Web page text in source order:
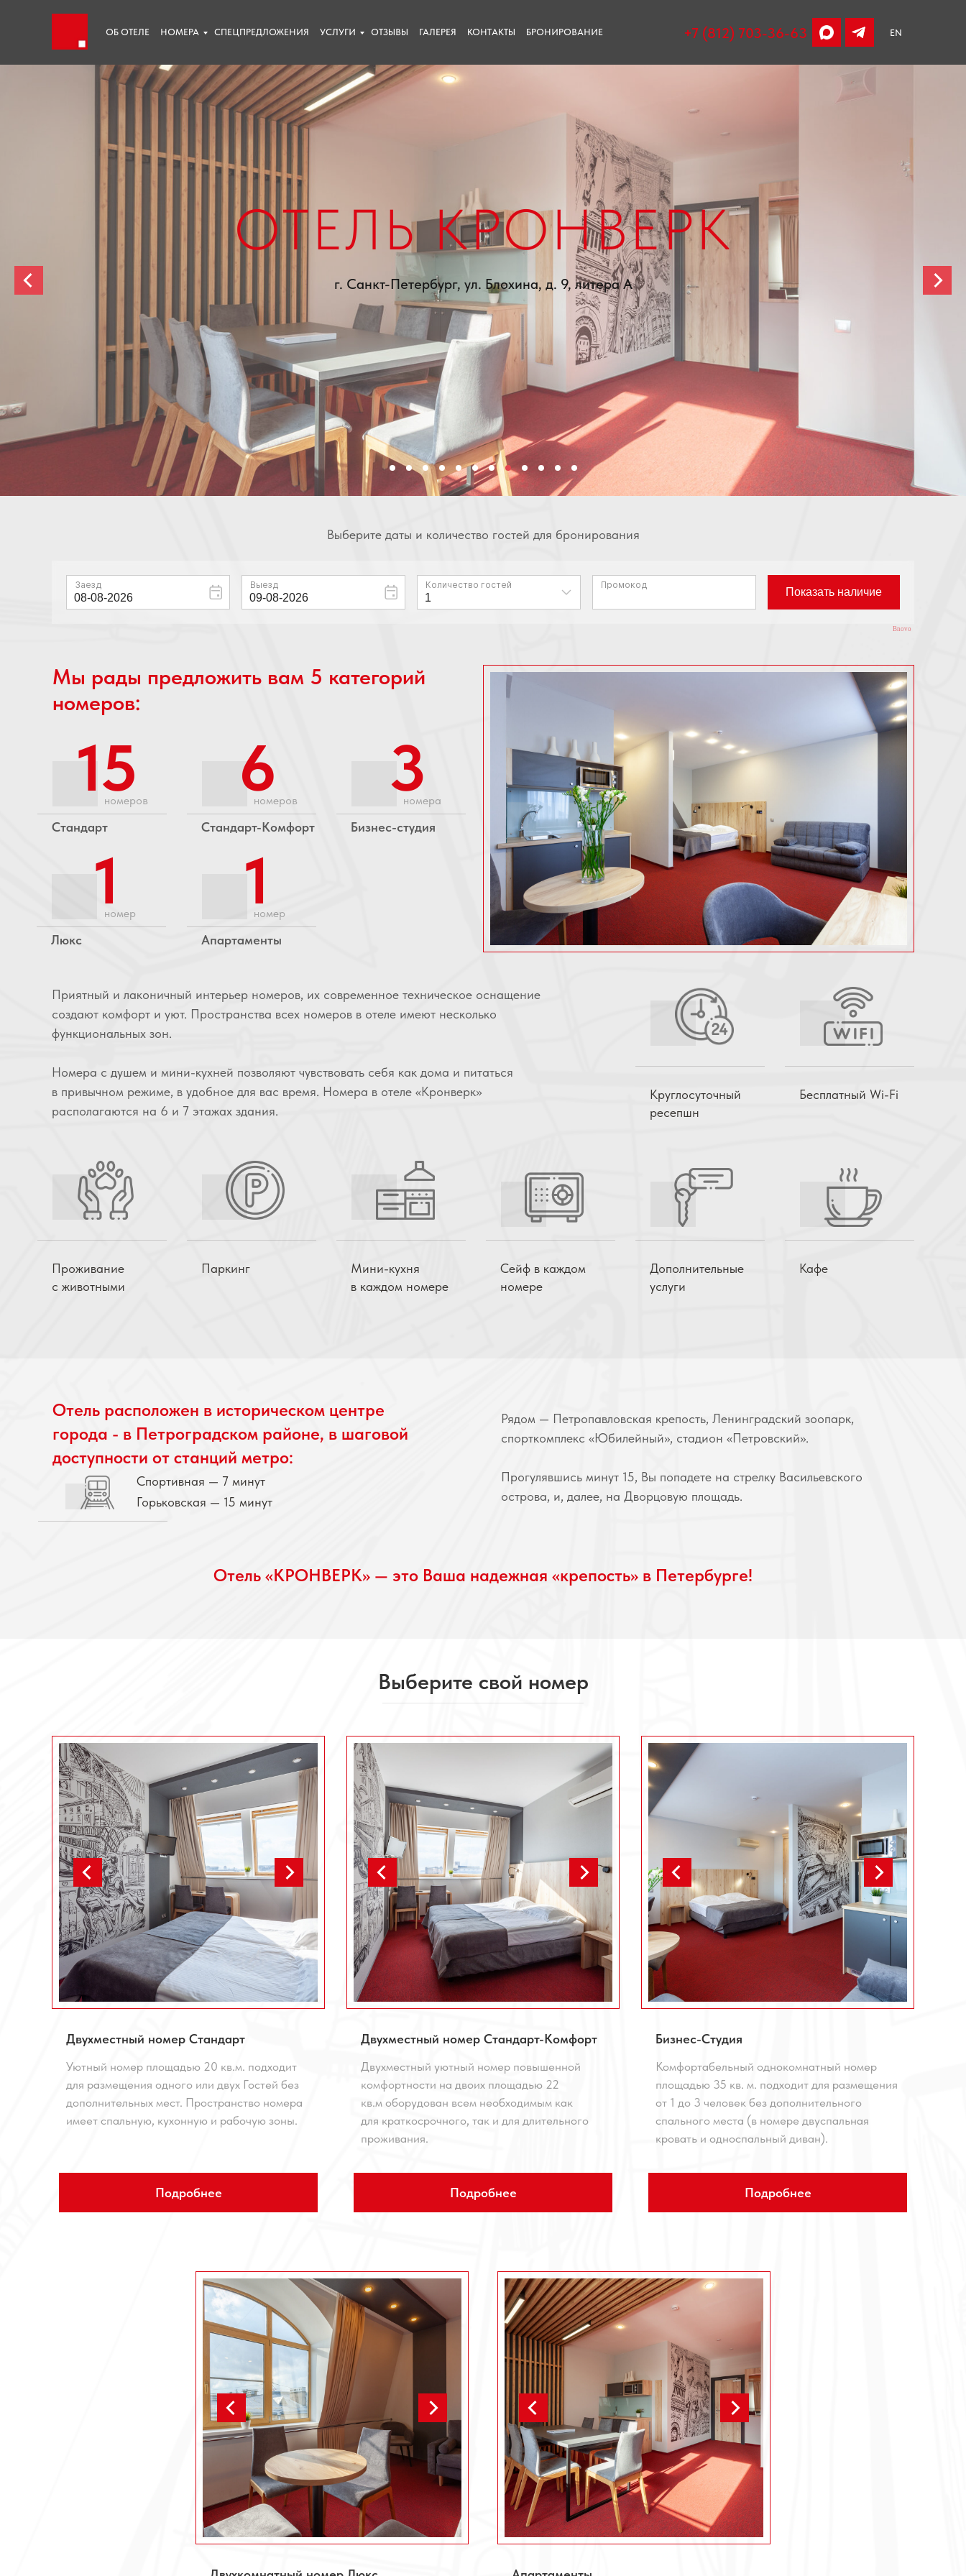
ОБ ОТЕЛЕ НОМЕРА СПЕЦПРЕДЛОЖЕНИЯ УСЛУГИ ОТЗЫВЫ ГАЛЕРЕЯ КОНТАКТЫ БРОНИРОВАНИЕ +7 (812) 703-36-63 EN
ОТЕЛЬ КРОНВЕРК
г. Санкт-Петербург, ул. Блохина, д. 9, литера А
Круглосуточный
ресепшн
Приятный и лаконичный интерьер номеров, их современное техническое оснащение
создают комфорт и уют. Пространства всех номеров в отеле имеют несколько
функциональных зон.
Номера с душем и мини-кухней позволяют чувствовать себя как дома и питаться
в привычном режиме, в удобное для вас время. Номера в отеле «Кронверк»
располагаются на 6 и 7 этажах здания.
Кафе
Проживание
с животными
Паркинг
Мини-кухня
в каждом номере
Сейф в каждом
номере
Дополнительные
услуги
Выберите даты и количество гостей для бронирования
Мы рады предложить вам 5 категорий
номеров:
15
Стандарт
6
номеров
Стандарт-Комфорт
3
номеров
Бизнес-студия
1
номера
Люкс
1
Апартаменты
номер номер
Бесплатный Wi-Fi
Bnovo
Спортивная — 7 минут
Горьковская — 15 минут
Отель расположен в историческом центре
города - в Петроградском районе, в шаговой
доступности от станций метро:
Рядом — Петропавловская крепость, Ленинградский зоопарк,
спорткомплекс «Юбилейный», стадион «Петровский».
Прогулявшись минут 15, Вы попадете на стрелку Васильевского
острова, и, далее, на Дворцовую площадь.
Отель «КРОНВЕРК» — это Ваша надежная «крепость» в Петербурге!
Выберите свой номер
Двухместный номер Стандарт
Уютный номер площадью 20 кв.м. подходит
для размещения одного или двух Гостей без
дополнительных мест. Пространство номера
имеет спальную, кухонную и рабочую зоны.
Двухместный номер Стандарт-Комфорт
Подробнее
Бизнес-Студия
Двухместный уютный номер повышенной
комфортности на двоих площадью 22
кв.м оборудован всем необходимым как
для краткосрочного, так и для длительного
проживания.
Комфортабельный однокомнатный номер
площадью 35 кв. м. подходит для размещения
от 1 до 3 человек без дополнительного
спального места (в номере двуспальная
кровать и односпальный диван).
Подробнее Подробнее